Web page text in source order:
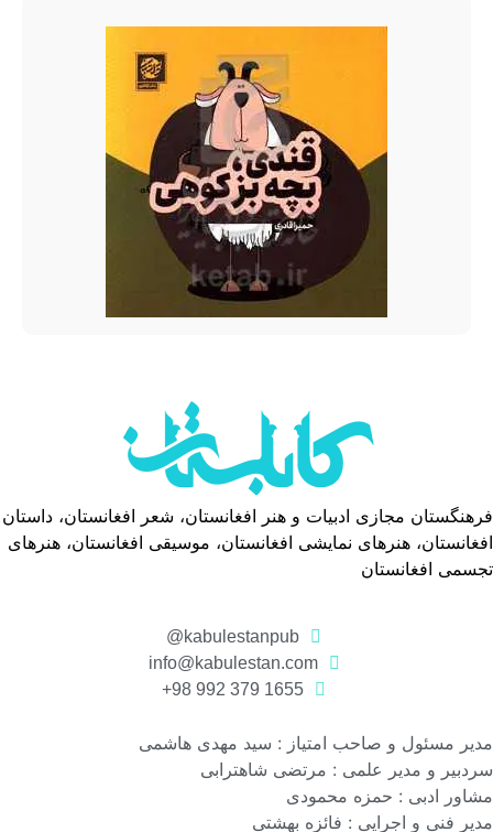
فرهنگستان مجازی ادبیات و هنر افغانستان، شعر افغانستان، داستان
افغانستان، هنرهای نمایشی افغانستان، موسیقی افغانستان، هنرهای
تجسمی افغانستان
kabulestanpub@
info@kabulestan.com
1655 379 992 98+
مدیر مسئول و صاحب امتیاز : سید مهدی هاشمی
سردبیر و مدیر علمی : مرتضی شاهترابی
مشاور ادبی : حمزه محمودی
مدیر فنی و اجرایی : فائزه بهشتی